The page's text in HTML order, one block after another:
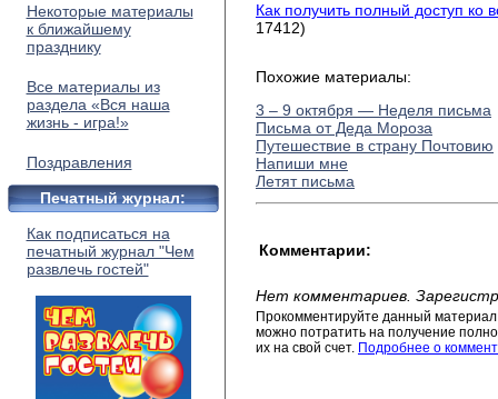
Некоторые материалы
к ближайшему
празднику
Все материалы из
раздела «Вся наша
жизнь - игра!»
Поздравления
Печатный журнал:
Как подписаться на
печатный журнал "Чем
развлечь гостей"
Как получить полный доступ ко
17412)
Похожие материалы:
3 – 9 октября — Неделя письма
Письма от Деда Мороза
Путешествие в страну Почтовию
Напиши мне
Летят письма
Комментарии:
Нет комментариев.
Прокомментируйте данный
можно потратить на получение
их на свой счет. Подробнее о